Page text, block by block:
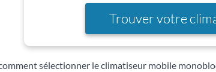
Trouver votre
sélectionner le climatiseur mobile